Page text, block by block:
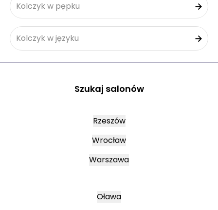
Kolczyk w pępku
Kolczyk w języku
Szukaj salonów
Rzeszów
Wrocław
Warszawa
Oława